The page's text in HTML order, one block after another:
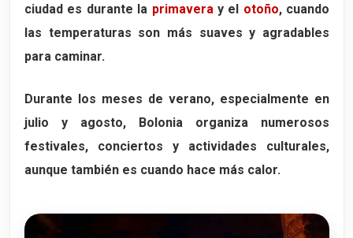
ciudad es durante la primavera y el otoño, cuando
las temperaturas son más suaves y agradables
para caminar.
Durante los meses de verano, especialmente en
julio y agosto, Bolonia organiza numerosos
festivales, conciertos y actividades culturales,
aunque también es cuando hace más calor.